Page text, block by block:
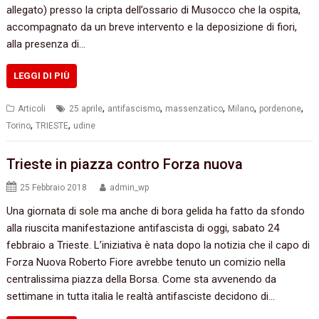
allegato) presso la cripta dell’ossario di Musocco che la ospita,
accompagnato da un breve intervento e la deposizione di fiori,
alla presenza di…
LEGGI DI PIÙ
Articoli 25 aprile, antifascismo, massenzatico, Milano, pordenone,
Torino,TRIESTE, udine
Trieste in piazza contro Forza nuova
25 Febbraio 2018 admin_wp
Una giornata di sole ma anche di bora gelida ha fatto da sfondo
alla riuscita manifestazione antifascista di oggi, sabato 24
febbraio a Trieste. L’iniziativa è nata dopo la notizia che il capo di
Forza Nuova Roberto Fiore avrebbe tenuto un comizio nella
centralissima piazza della Borsa. Come sta avvenendo da
settimane in tutta italia le realtà antifasciste decidono di…